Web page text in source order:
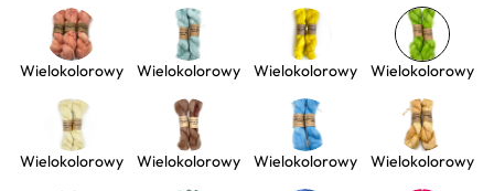
Wielokolorowy Wielokolorowy Wielokolorowy Wielokolorowy
Wielokolorowy Wielokolorowy Wielokolorowy Wielokolorowy